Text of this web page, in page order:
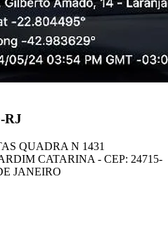
RJ
QUADRA N 1431
CATARINA - CEP: 24715-
JANEIRO